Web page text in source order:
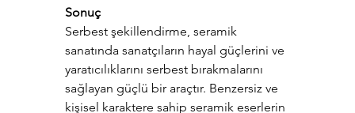
Sonuç
Serbest şekillendirme, seramik
sanatında sanatçıların hayal güçlerini ve
yaratıcılıklarını serbest bırakmalarını
sağlayan güçlü bir araçtır. Benzersiz ve
kişisel karaktere sahip seramik eserlerin